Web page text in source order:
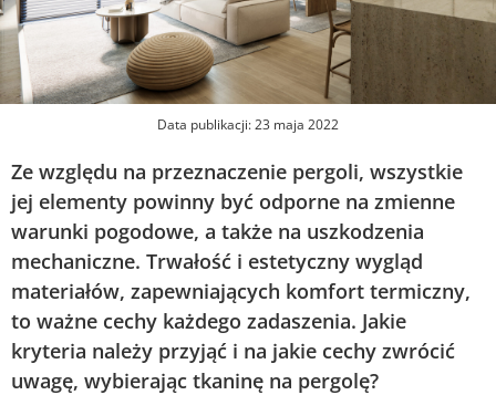
Data publikacji:23 maja 2022
Ze względu na przeznaczenie pergoli, wszystkie
jej elementy powinny być odporne na zmienne
warunki pogodowe, a także na uszkodzenia
mechaniczne. Trwałość i estetyczny wygląd
materiałów, zapewniających komfort termiczny,
to ważne cechy każdego zadaszenia. Jakie
kryteria należy przyjąć i na jakie cechy zwrócić
uwagę, wybierając tkaninę na pergolę?